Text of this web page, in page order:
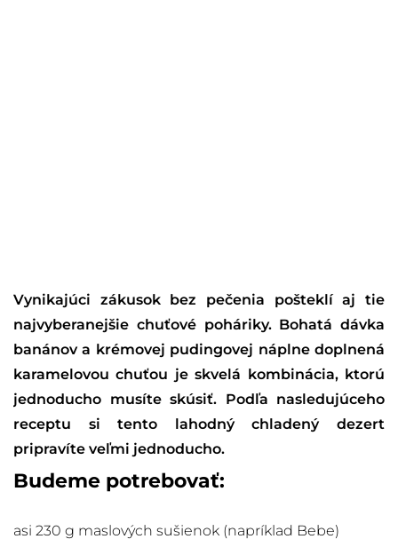
Vynikajúci zákusok bez pečenia pošteklí aj tie
najvyberanejšie chuťové poháriky. Bohatá dávka
banánov a krémovej pudingovej náplne doplnená
karamelovou chuťou je skvelá kombinácia, ktorú
jednoducho musíte skúsiť. Podľa nasledujúceho
receptu si tento lahodný chladený dezert
pripravíte veľmi jednoducho.
Budeme potrebovať:
asi 230 g maslových sušienok (napríklad Bebe)